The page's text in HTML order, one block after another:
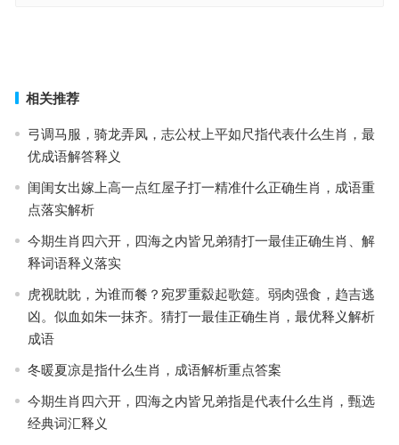
相关推荐
弓调马服，骑龙弄凤，志公杖上平如尺指代表什么生肖，最
优成语解答释义
闺闺女出嫁上高一点红屋子打一精准什么正确生肖，成语重
点落实解析
今期生肖四六开，四海之内皆兄弟猜打一最佳正确生肖、解
释词语释义落实
虎视眈眈，为谁而餐？宛罗重縠起歌筵。弱肉强食，趋吉逃
凶。似血如朱一抹齐。猜打一最佳正确生肖，最优释义解析
成语
冬暖夏凉是指什么生肖，成语解析重点答案
今期生肖四六开，四海之内皆兄弟指是代表什么生肖，甄选
经典词汇释义